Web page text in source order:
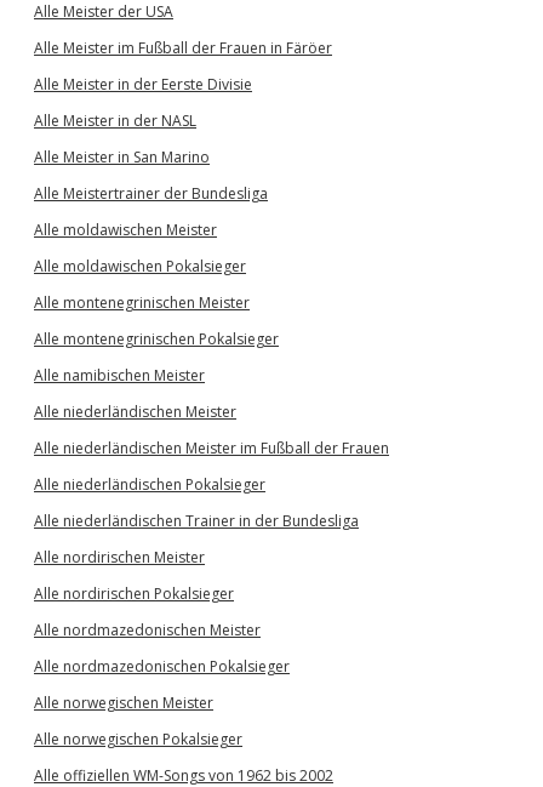
Alle Meister der USA
Alle Meister im Fußball der Frauen in Färöer
Alle Meister in der Eerste Divisie
Alle Meister in der NASL
Alle Meister in San Marino
Alle Meistertrainer der Bundesliga
Alle moldawischen Meister
Alle moldawischen Pokalsieger
Alle montenegrinischen Meister
Alle montenegrinischen Pokalsieger
Alle namibischen Meister
Alle niederländischen Meister
Alle niederländischen Meister im Fußball der Frauen
Alle niederländischen Pokalsieger
Alle niederländischen Trainer in der Bundesliga
Alle nordirischen Meister
Alle nordirischen Pokalsieger
Alle nordmazedonischen Meister
Alle nordmazedonischen Pokalsieger
Alle norwegischen Meister
Alle norwegischen Pokalsieger
Alle offiziellen WM-Songs von 1962 bis 2002